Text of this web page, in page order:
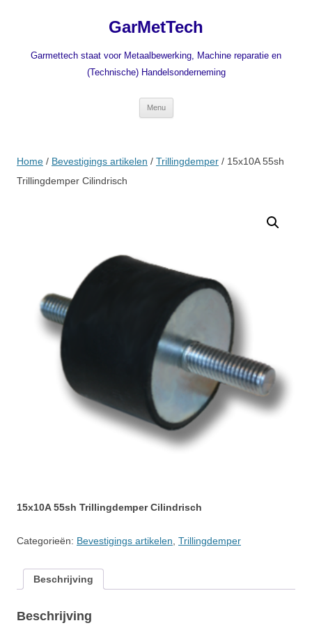
GarMetTech
Garmettech staat voor Metaalbewerking, Machine reparatie en
(Technische) Handelsonderneming
Menu
Home / Bevestigings artikelen / Trillingdemper / 15x10A 55sh
Trillingdemper Cilindrisch
15x10A 55sh Trillingdemper Cilindrisch
Categorieën: Bevestigings artikelen Trillingdemper
Beschrijving
Beschrijving